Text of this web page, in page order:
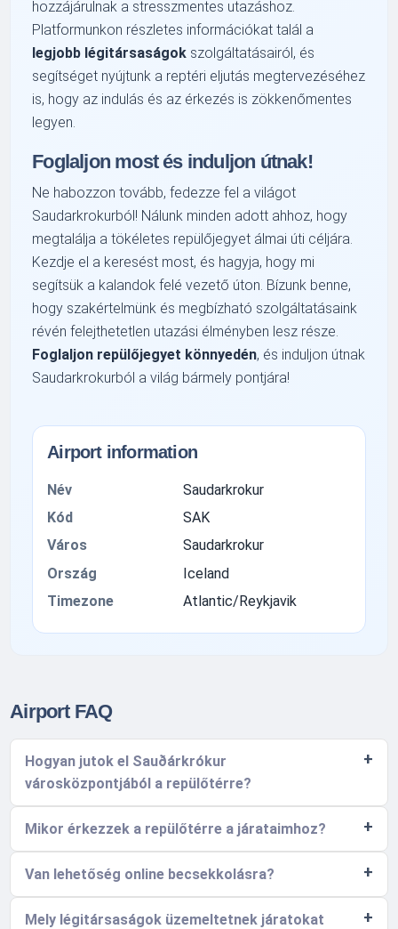
hozzájárulnak a stresszmentes utazáshoz.
Platformunkon részletes információkat talál a
legjobb légitársaságok szolgáltatásairól, és
segítséget nyújtunk a reptéri eljutás megtervezéséhez
is, hogy az indulás és az érkezés is zökkenőmentes
legyen.
Foglaljon most és induljon útnak!
Ne habozzon tovább, fedezze fel a világot
Saudarkrokurból! Nálunk minden adott ahhoz, hogy
megtalálja a tökéletes repülőjegyet álmai úti céljára.
Kezdje el a keresést most, és hagyja, hogy mi
segítsük a kalandok felé vezető úton. Bízunk benne,
hogy szakértelmünk és megbízható szolgáltatásaink
révén felejthetetlen utazási élményben lesz része.
Foglaljon repülőjegyet könnyedén, és induljon útnak
Saudarkrokurból a világ bármely pontjára!
Airport information
Név
Saudarkrokur
Kód
SAK
Város
Saudarkrokur
Ország
Iceland
Timezone
Atlantic/Reykjavik
Airport FAQ
Hogyan jutok el Sauðárkrókur
városközpontjából a repülőtérre?
Mikor érkezzek a repülőtérre a járataimhoz?
Van lehetőség online becsekkolásra?
Mely légitársaságok üzemeltetnek járatokat